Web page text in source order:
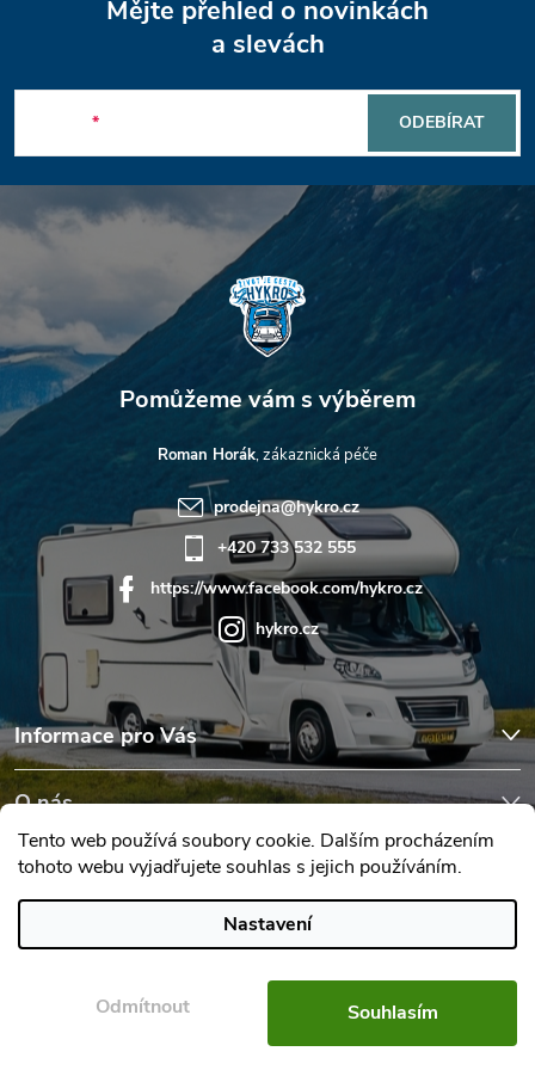
Tento web používá soubory cookie. Dalším procházením
tohoto webu vyjadřujete souhlas s jejich používáním.
Nastavení
Odmítnout Souhlasím
p
a
t
í
Mějte přehled o novinkách
a slevách
ODEBÍRAT
Informace pro Vás
O nás
Hodnocení obchodu
Roman Horák
prodejna@hykro.cz
+420 733 532 555
https://www.facebook.com/hykro.cz
hykro.cz
Copyright 2026Karavany Hykro. Všechna práva vyhrazena.Upravit
nastavení cookies